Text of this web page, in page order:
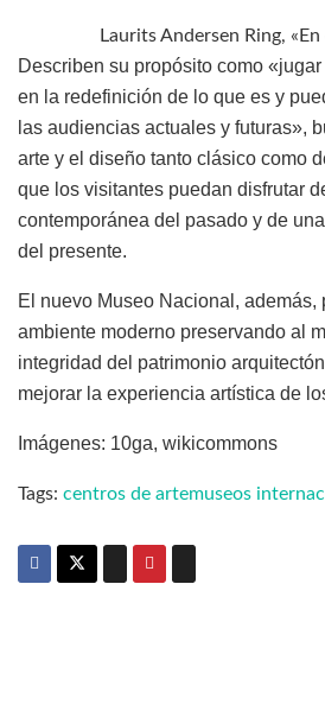
Laurits Andersen Ring,
Describen su propósito como
en la redefinición de lo que es y
las audiencias actuales y futuras»,
arte y el diseño tanto clásico como
que los visitantes puedan disfrutar
contemporánea del pasado y de
del presente.
El nuevo Museo Nacional, además,
ambiente moderno preservando al
integridad del patrimonio
mejorar la experiencia artística de
Imágenes: 10ga, wikicommons
Tags: centros de artemuseos